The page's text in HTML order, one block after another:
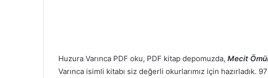
Huzura Varınca PDF oku, PDF kitap depomuzda, Mecit
Varınca isimli kitabı siz değerli okurlarımız için hazırladık.